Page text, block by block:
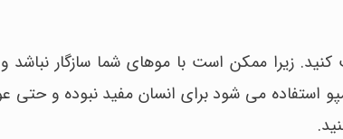
زیرا ممکن است با موهای شما سازگار
می شود برای انسان مفید نبوده و حتی